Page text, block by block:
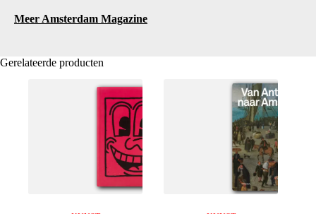
Meer Amsterdam Magazine
Gerelateerde producten